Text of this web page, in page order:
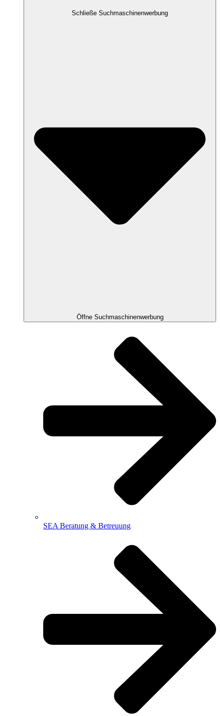
Schließe Suchmaschinenwerbung
Öffne Suchmaschinenwerbung
SEA Beratung & Betreuung